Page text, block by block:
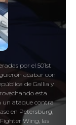
por el 501st
acabar con
de Gallia y
esta
un ataque contra
en Petersburg,
Wing, las